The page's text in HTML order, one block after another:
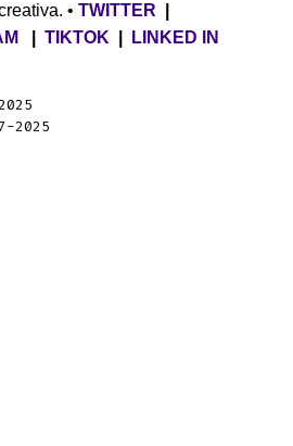
• TWITTER
TIKTOK LINKED IN
2025